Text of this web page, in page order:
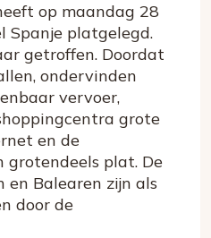
op maandag 28
Spanje platgelegd.
getroffen. Doordat
ondervinden
vervoer,
grote
en de
grotendeels plat. De
en Balearen zijn als
door de